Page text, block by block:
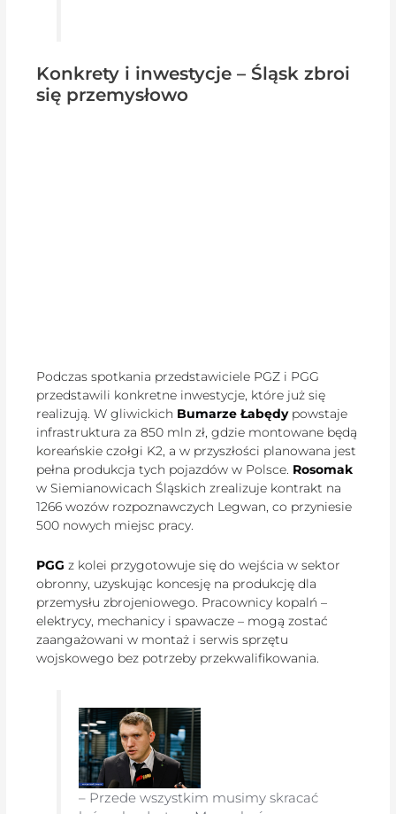
Konkrety i inwestycje – Śląsk zbroi
się przemysłowo
Podczas spotkania przedstawiciele PGZ i PGG
przedstawili konkretne inwestycje, które już się
realizują. W gliwickich Bumarze Łabędypowstaje
infrastruktura za 850 mln zł, gdzie montowane będą
koreańskie czołgi K2, a w przyszłości planowana jest
pełna produkcja tych pojazdów w Polsce. Rosomak
w Siemianowicach Śląskich zrealizuje kontrakt na
1266 wozów rozpoznawczych Legwan, co przyniesie
500 nowych miejsc pracy.
PGG z kolei przygotowuje się do wejścia w sektor
obronny, uzyskując koncesję na produkcję dla
przemysłu zbrojeniowego. Pracownicy kopalń –
elektrycy, mechanicy i spawacze – mogą zostać
zaangażowani w montaż i serwis sprzętu
wojskowego bez potrzeby przekwalifikowania.
– Przede wszystkim musimy skracać